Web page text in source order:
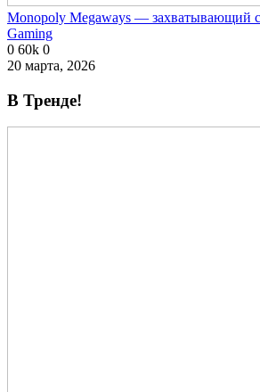
Monopoly Megaways — захватывающий
Gaming
0 60k 0
20 марта, 2026
В Тренде!